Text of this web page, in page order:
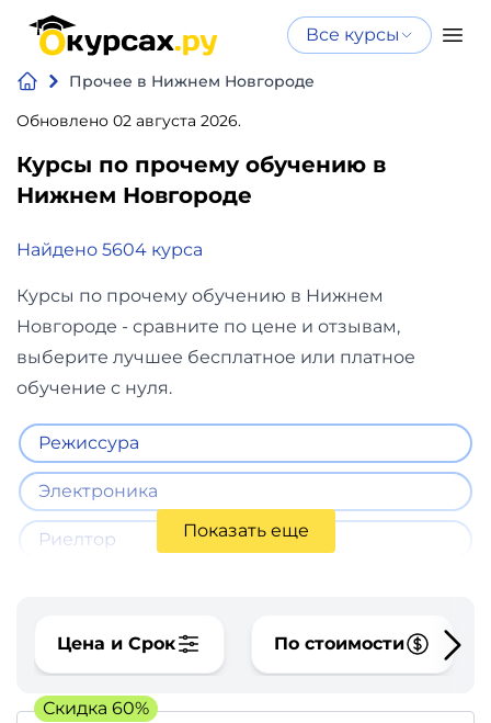
Все курсы
Прочее в Нижнем Новгороде
Обновлено 02 августа 2026.
Курсы по прочему обучению в
Нижнем Новгороде
Найдено 5604 курса
Курсы по прочему обучению в Нижнем
Новгороде - сравните по цене и отзывам,
выберите лучшее бесплатное или платное
обучение с нуля.
Режиссура
Электроника
Риелтор Показать еще
Цена и Срок По стоимости
Скидка 60%
Нейросеть
Программирование
и
финансы
Дизайн
Аналитика
Видео,
фото,
аудио
Иностранный
язык
Курсы по
искусственному
интеллекту
Бесплатно